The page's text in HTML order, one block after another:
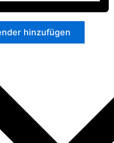
hinzufügen